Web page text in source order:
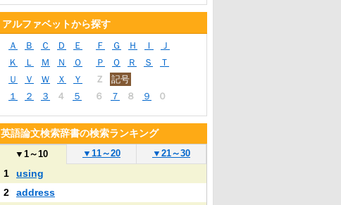
アルファベットから探す
Ａ Ｂ Ｃ Ｄ Ｅ Ｆ Ｇ Ｈ Ｉ
Ｊ
Ｋ
Ｌ Ｍ Ｎ Ｏ Ｐ Ｑ Ｒ Ｓ
Ｔ
Ｕ
Ｖ Ｗ Ｘ Ｙ Ｚ
記号
１
２ ３ ４ ５ ６ ７ ８ ９ ０
英語論文検索辞書の検索ランキング
▼ 1～10 ▼ 11～20 ▼ 21～30
1
using
2
address